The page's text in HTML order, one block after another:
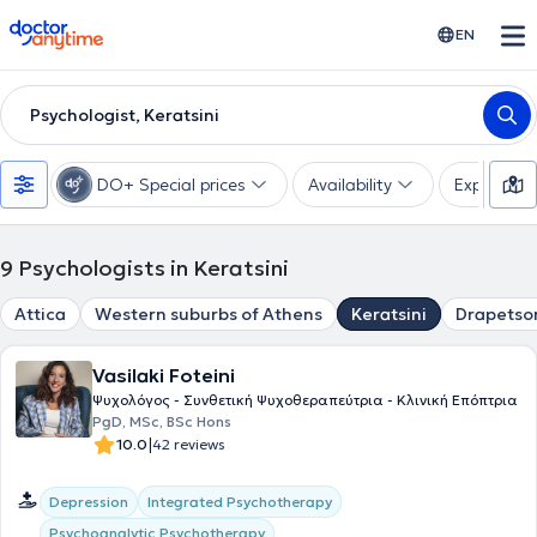
doctoranytime EN
Psychologist, Keratsini
DO+ Special prices Availability Expertise
9 Psychologists in Keratsini
Attica Western suburbs of Athens Keratsini
Vasilaki Foteini
Ψυχολόγος - Συνθετική Ψυχοθεραπεύτρια - Κλινική Επόπτρια
PgD, MSc, BSc Hons
10.0|42 reviews
Depression
Integrated Psychotherapy
Psychoanalytic Psychotherapy